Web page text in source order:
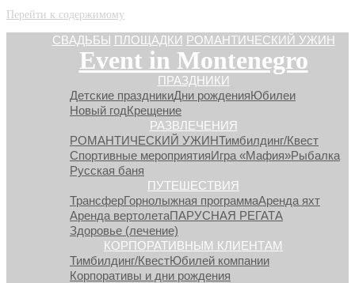
Перейти к содержимому
СВАДЬБЫ ПЛОЩАДКИ РОМАНТИЧЕСКИЙ УЖИН
Event in Montenegro
ПРАЗДНИКИ
Детские праздникиДни рожденияЮбилеи
Новый годКрещение
РАЗВЛЕЧЕНИЯ
РОМАНТИЧЕСКИЙ УЖИНТимбилдинг/Квест
Спортивные мероприятияИгра «Мафия»Рыбалка
Русская баня
ПУТЕШЕСТВИЯ
ТрансферГорнолыжная программаАренда яхт
Аренда вертолетаПАРУСНАЯ РЕГАТА
Здоровье (лечение)
КОРПОРАТИВНЫМ КЛИЕНТАМ
Тимбилдинг/КвестЮбилей компании
Корпоративы и дни рождения